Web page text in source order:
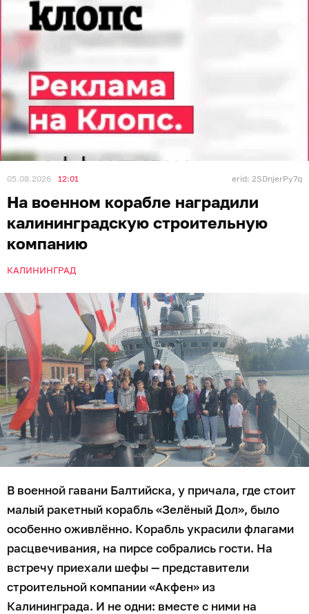
05.08.2026 12:01 erid: 2SDnjerPy7q
На военном корабле наградили
калининградскую строительную
компанию
КАЛИНИНГРАД
В военной гавани Балтийска, у причала, где стоит
малый ракетный корабль «Зелёный Дол», было
особенно оживлённо. Корабль украсили флагами
расцвечивания, на пирсе собрались гости. На
встречу приехали шефы — представители
строительной компании «Акфен» из
Калининграда. И не одни: вместе с ними на